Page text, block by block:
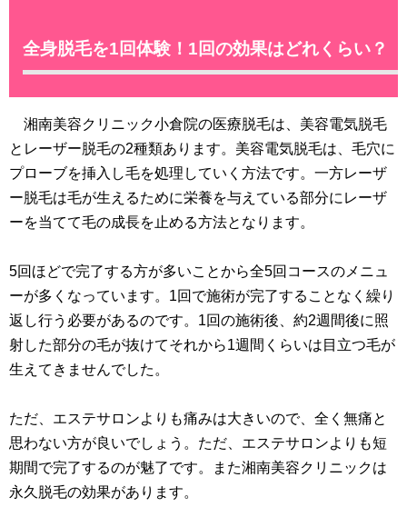
全身脱毛を1回体験！1回の効果はどれくらい？
湘南美容クリニック小倉院の医療脱毛は、美容電気脱毛
とレーザー脱毛の2種類あります。美容電気脱毛は、毛穴に
プローブを挿入し毛を処理していく方法です。一方レーザ
ー脱毛は毛が生えるために栄養を与えている部分にレーザ
ーを当てて毛の成長を止める方法となります。
5回ほどで完了する方が多いことから全5回コースのメニュ
ーが多くなっています。1回で施術が完了することなく繰り
返し行う必要があるのです。1回の施術後、約2週間後に照
射した部分の毛が抜けてそれから1週間くらいは目立つ毛が
生えてきませんでした。
ただ、エステサロンよりも痛みは大きいので、全く無痛と
思わない方が良いでしょう。ただ、エステサロンよりも短
期間で完了するのが魅了です。また湘南美容クリニックは
永久脱毛の効果があります。